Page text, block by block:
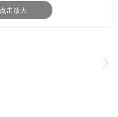
点击放大